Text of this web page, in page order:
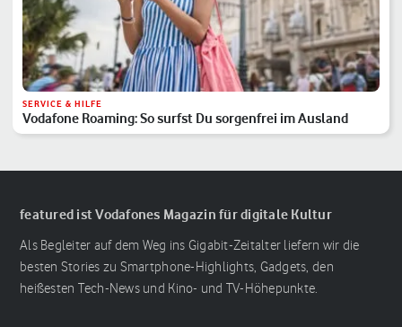
SERVICE & HILFE
Vodafone Roaming: So surfst Du sorgenfrei im Ausland
featured ist Vodafones Magazin für digitale Kultur
Als Begleiter auf dem Weg ins Gigabit-Zeitalter liefern wir die
besten Stories zu Smartphone-Highlights, Gadgets, den
heißesten Tech-News und Kino- und TV-Höhepunkte.